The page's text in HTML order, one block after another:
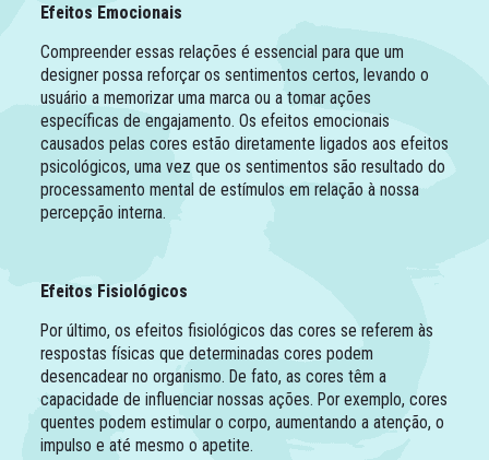
Efeitos Emocionais
Compreender essas relações é essencial para que um
designer possa reforçar os sentimentos certos, levando o
usuário a memorizar uma marca ou a tomar ações
específicas de engajamento. Os efeitos emocionais
causados pelas cores estão diretamente ligados aos efeitos
psicológicos, uma vez que os sentimentos são resultado do
processamento mental de estímulos em relação à nossa
percepção interna.
Efeitos Fisiológicos
Por último, os efeitos fisiológicos das cores se referem às
respostas físicas que determinadas cores podem
desencadear no organismo. De fato, as cores têm a
capacidade de influenciar nossas ações. Por exemplo, cores
quentes podem estimular o corpo, aumentando a atenção, o
impulso e até mesmo o apetite.